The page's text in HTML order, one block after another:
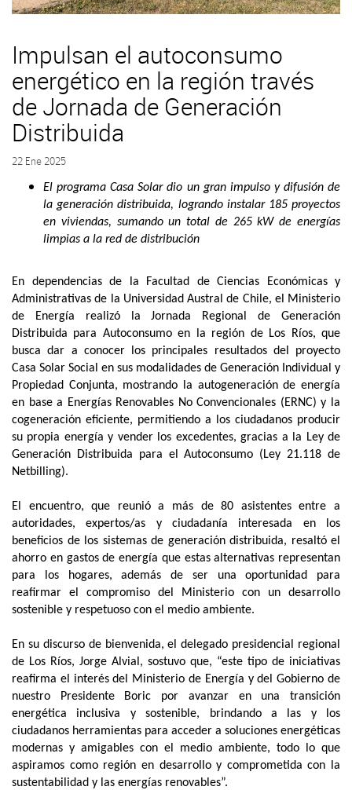
Impulsan el autoconsumo
energético en la región través
de Jornada de Generación
Distribuida
22 Ene 2025
El programa Casa Solar dio un gran impulso y difusión de
la generación distribuida, logrando instalar 185 proyectos
en viviendas, sumando un total de 265 kW de energías
limpias a la red de distribución
En dependencias de la Facultad de Ciencias Económicas y
Administrativas de la Universidad Austral de Chile, el Ministerio
de Energía realizó laJornada Regional de Generación
Distribuida para Autoconsumo en la región de Los Ríos, que
busca dar a conocer los principales resultados del proyecto
Casa Solar Social en sus modalidades de Generación Individual y
Propiedad Conjunta, mostrando la autogeneración de energía
en base a Energías Renovables No Convencionales (ERNC) y la
cogeneración eficiente, permitiendo a los ciudadanos producir
su propia energía y vender los excedentes, gracias a la Ley de
Generación Distribuida para el Autoconsumo (Ley 21.118 de
Netbilling).
El encuentro, que reunió a más de 80 asistentes entre a
autoridades, expertos/as y ciudadanía interesada en los
beneficios de los sistemas de generación distribuida, resaltó el
ahorro en gastos de energía que estas alternativas representan
para los hogares, además de ser una oportunidad para
reafirmar el compromiso del Ministerio con un desarrollo
sostenible y respetuoso con el medio ambiente.
En su discurso de bienvenida, el delegado presidencial regional
de Los Ríos, Jorge Alvial, sostuvo que, “este tipo de iniciativas
reafirma el interés del Ministerio de Energía y del Gobierno de
nuestro Presidente Boric por avanzar en una transición
energética inclusiva y sostenible, brindando a las y los
ciudadanos herramientas para acceder a soluciones energéticas
modernas y amigables con el medio ambiente, todo lo que
aspiramos como región en desarrollo y comprometida con la
sustentabilidad y las energías renovables”.